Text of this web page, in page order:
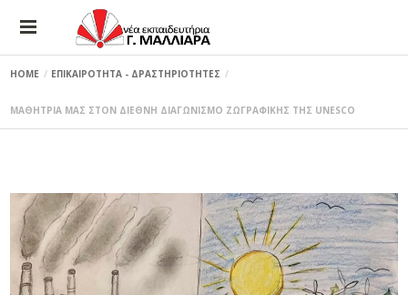
HOME ΕΠΙΚΑΙΡΟΤΗΤΑ - ΔΡΑΣΤΗΡΙΟΤΗΤΕΣ
ΜΑΘΗΤΡΙΑ ΜΑΣ ΣΤΟΝ ΔΙΕΘΝΗ ΔΙΑΓΩΝΙΣΜΟ ΖΩΓΡΑΦΙΚΗΣ ΤΗΣ UNESCO